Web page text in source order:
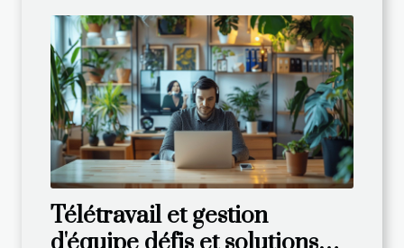
Télétravail et gestion